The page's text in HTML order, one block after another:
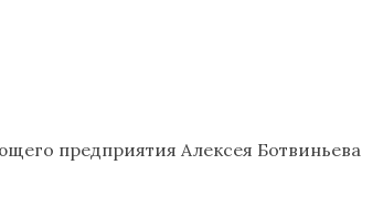
предприятия Алексея Ботвиньева